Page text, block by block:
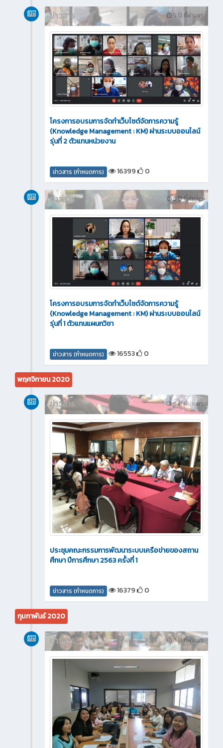
5 ปี ที่ผ่านมา
ข่าวสาร
โครงการอบรมการจัดทำเว็บไซต์จัดการความรู้
(Knowledge Management : KM) ผ่านระบบออนไลน์
รุ่นที่ 2 ตัวแทนหน่วยงาน
ข่าวสาร (กำหนดการ) 16399 0
5 ปี ที่ผ่านมา
ข่าวสาร
โครงการอบรมการจัดทำเว็บไซต์จัดการความรู้
(Knowledge Management : KM) ผ่านระบบออนไลน์
รุ่นที่ 1 ตัวแทนแผนกวิชา
ข่าวสาร (กำหนดการ) 16553 0
พฤศจิกายน 2020
6 ปี ที่ผ่านมา
ข่าวสาร
ประชุมคณะกรรมการพัฒนาระบบเครือข่ายของสถาน
ศึกษา ปีการศึกษา 2563 ครั้งที่ 1
ข่าวสาร (กำหนดการ) 16379 0
กุมภาพันธ์ 2020
7 ปี ที่ผ่านมา
ข่าวสาร